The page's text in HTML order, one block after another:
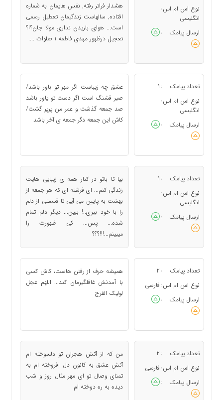
نوع اس ام اس :
انگلیسی
ارسال پیامک
:
هشدار فراتر رفته, نفس هایمان به شماره
افتاده, سالهاست زندگیمان تعطیل رسمی
است... هوای باریدن نداری مولا جان؟!؟
تعجیل درظهور مهدی فاطمه 1 صلوات ....
تعداد پیامک :
1
نوع اس ام اس :
انگلیسی
ارسال پیامک
:
عشق چه زیباست اگر مهر تو باور باشد/
صبر قشنگ است اگر دست تو یاور باشد
صد جمعه گذشت و عمر من پرپر گشت/
کاش این جمعه دگر جمعه ی آخر باشد
تعداد پیامک :
1
نوع اس ام اس :
انگلیسی
ارسال پیامک
:
بیا تا باتو در کنار همه ی زیبایی هایت
زندگی کنم... ای فرشته ای که هر جمعه از
بهشت به پایین می آیی تا قسمتی از دلم
را با خود ببری..! ببین... دیگر دلم تمام
شده... پس... کی ظهورت را
میبینم...!!!؟؟؟
تعداد پیامک :
2
نوع اس ام اس : فارسی
ارسال پیامک
:
همیشه حرف از رفتن هاست، کاش کسی
با آمدنش غافلگیرمان کند... اللهم عجل
لولیک الفرج
تعداد پیامک :
2
نوع اس ام اس : فارسی
ارسال پیامک
:
من که از آتش هجران تو دلسوخته ام
آتش عشق به کانون دل افروخته ام به
تمنای وصال تو ای مهر مثال روز و شب
دیده به ره دوخته ام